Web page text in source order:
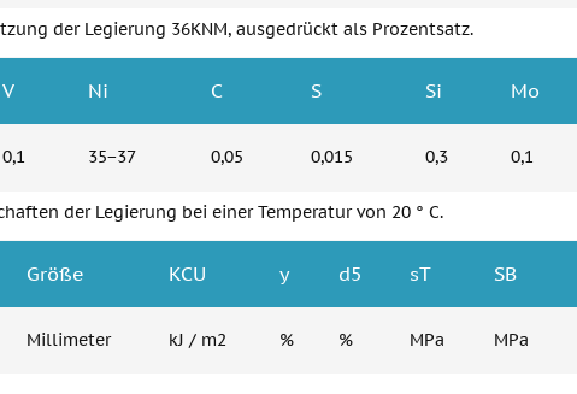
der Legierung 36KNM, ausgedrückt als Prozentsatz.
V Ni C S Si Mo
0,1 35−37 0,05 0,015 0,3 0,1
der Legierung bei einer Temperatur von 20 ° C.
Größe KCU y d5 sT SB
Millimeter kJ / m2 % % MPa MPa